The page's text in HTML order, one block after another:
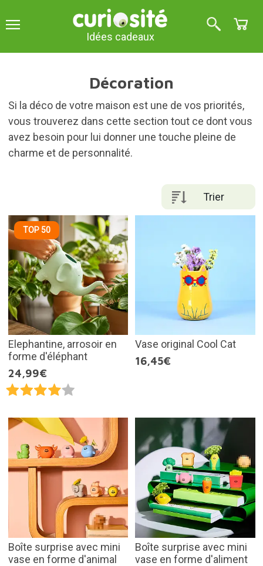
Idées cadeaux
Décoration
Si la déco de votre maison est une de vos priorités,
vous trouverez dans cette section tout ce dont vous
avez besoin pour lui donner une touche pleine de
charme et de personnalité.
Trier
TOP 50
Elephantine, arrosoir en
forme d'éléphant
24,99€
Vase original Cool Cat
16,45€
Boîte surprise avec mini
vase en forme d'animal
Boîte surprise avec mini
vase en forme d'aliment